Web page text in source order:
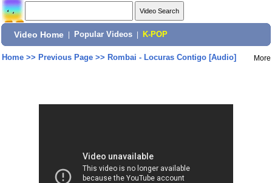
Video Home Popular Videos K-POP
Home>> Previous Page>> Rombai - Locuras Contigo [Audio] More